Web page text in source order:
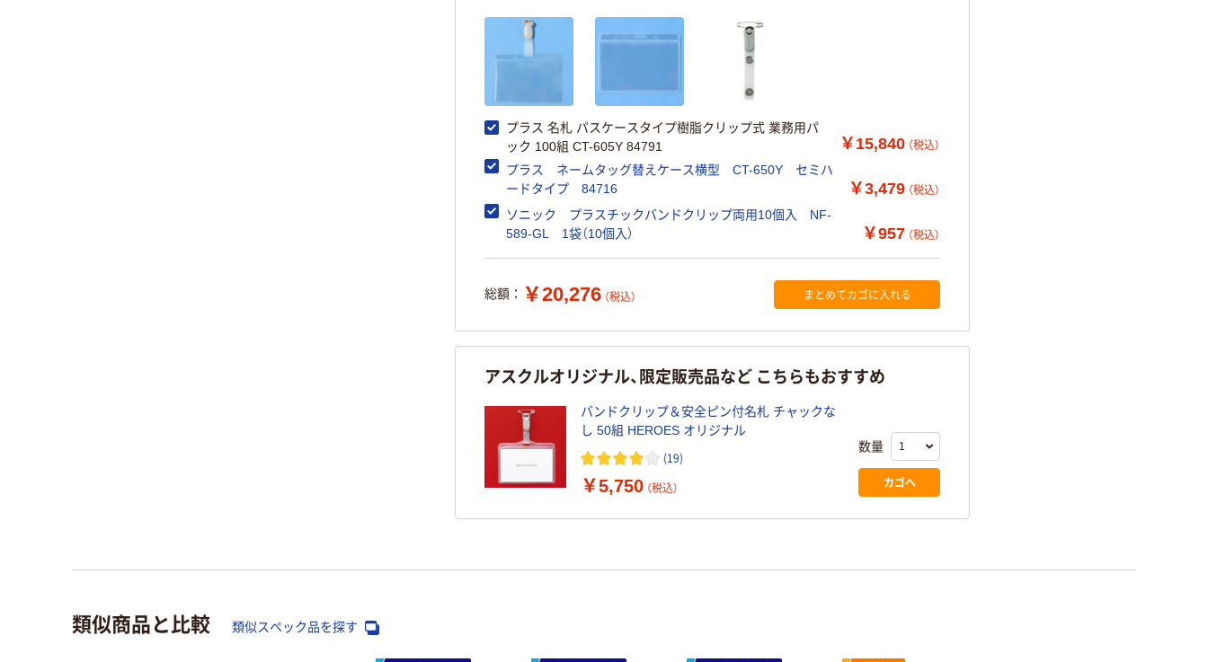
プラス 名札 パスケースタイプ樹脂クリップ式 業務用パ
ック 100組 CT-605Y 84791
￥15,840 （税込）
プラス ネームタッグ替えケース横型 CT-650Y セミハ
ードタイプ 84716
￥3,479 （税込）
ソニック プラスチックバンドクリップ両用10個入 NF-
589-GL 1袋（10個入）
￥957 （税込）
総額： ￥20,276 （税込） まとめてカゴに入れる
アスクルオリジナル、限定販売品など こちらもおすすめ
バンドクリップ＆安全ピン付名札 チャックな
し 50組 HEROES オリジナル
(19)
￥5,750 （税込）
数量
カゴへ
類似商品と比較 類似スペック品を探す